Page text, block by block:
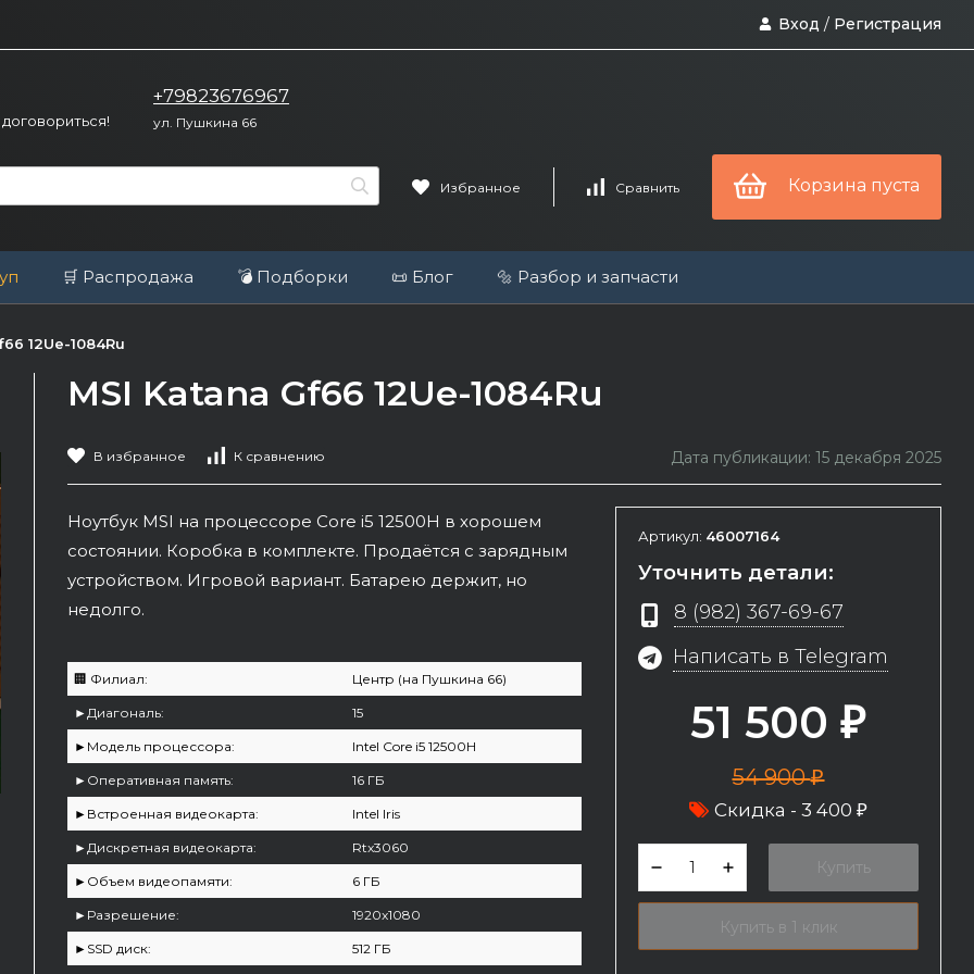
Вход / Регистрация
+79823676967
ул. Пушкина 66
Избранное Сравнить Корзина пуста
🛒 Распродажа 💣 Подборки 📜 Блог 🔩 Разбор и запчасти
12Ue-1084Ru
MSI Katana Gf66 12Ue-1084Ru
В избранное К сравнению Дата публикации: 15 декабря 2025
Ноутбук MSI на процессоре Core i5 12500H в хорошем
состоянии. Коробка в комплекте. Продаётся с зарядным
устройством. Игровой вариант. Батарею держит, но
недолго.
🏢 Филиал: Центр (на Пушкина 66)
►Диагональ: 15
►Модель процессора: Intel Core i5 12500H
►Оперативная память: 16 ГБ
►Встроенная видеокарта: Intel Iris
►Дискретная видеокарта: Rtx3060
►Объем видеопамяти: 6 ГБ
►Разрешение: 1920x1080
►SSD диск: 512 ГБ
Артикул: 46007164
Уточнить детали:
8 (982) 367-69-67
Написать в Telegram
51 500 ₽
54 900₽
Скидка - 3 400 ₽
Купить
Купить в 1 клик